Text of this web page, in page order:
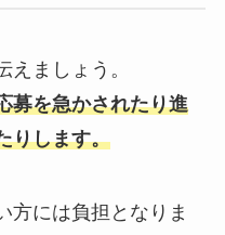
ましょう。
募を急かされたり進
りします。
方には負担となりま